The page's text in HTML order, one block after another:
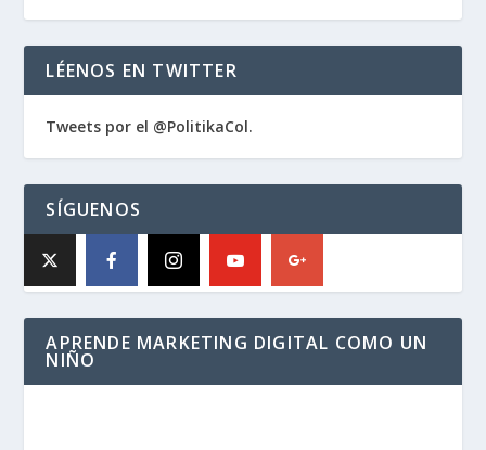
LÉENOS EN TWITTER
Tweets por el @PolitikaCol.
SÍGUENOS
APRENDE MARKETING DIGITAL COMO UN
NIÑO